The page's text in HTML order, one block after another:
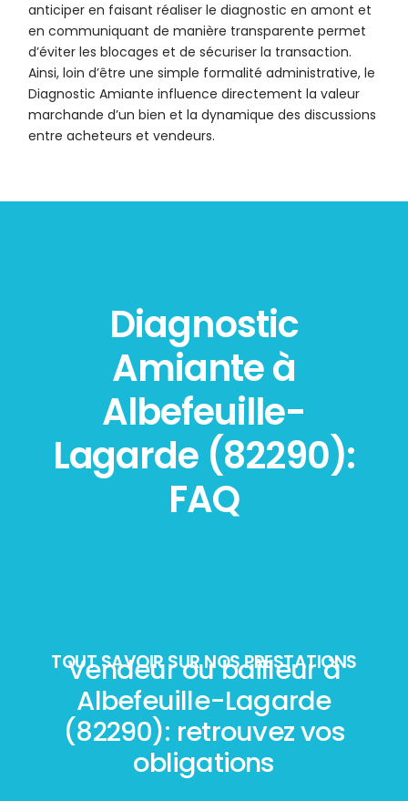
anticiper en faisant réaliser le diagnostic en amont et
en communiquant de manière transparente permet
d’éviter les blocages et de sécuriser la transaction.
Ainsi, loin d’être une simple formalité administrative, le
Diagnostic Amiante influence directement la valeur
marchande d’un bien et la dynamique des discussions
entre acheteurs et vendeurs.
Diagnostic
Amiante à
Albefeuille-
Lagarde (82290):
FAQ
TOUT SAVOIR SUR NOS PRESTATIONS
Vendeur ou bailleur à
Albefeuille-Lagarde
(82290): retrouvez vos
obligations